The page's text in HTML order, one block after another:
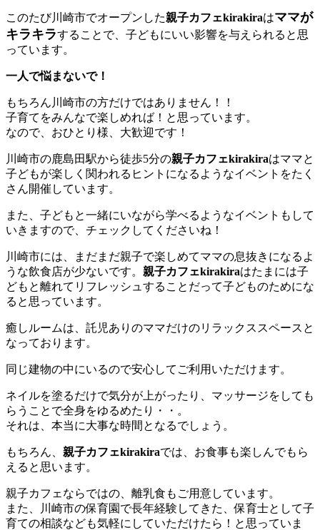
このたび川崎市でオープンした親子カフェkirakiraはママが
キラキラすることで、子どもにいい影響を与えられると思
っています。
一人で悩まないで！
もちろん川崎市の方だけではありません！！
子育てをみんなで楽しめれば！と思っています。
なので、おひとり様、大歓迎です！
川崎市の鹿島田駅から徒歩5分の親子カフェkirakiraはママと
子どもが楽しく関われるヒントになるようなイベントをたく
さん開催しています。
また、子どもと一緒にいながら学べるようなイベントもして
いきますので、チェックしてくださいね！
川崎市には、まだまだ親子で楽しめてママの息抜きになるよ
うな飲食店が少ないです。 親子カフェkirakiraはたまには子
どもと離れてリフレッシュすることだって子どものためにな
ると思っています。
癒しルームは、託児ありのママだけのリラックススペースと
なっております。
同じ建物の中にいるので安心してご利用いただけます。
ネイルを塗るだけで気分が上がったり、マッサージをしても
らうことで全身をゆるめたり・・。
それは、本当に大事な時間となるでしょう。
もちろん、 親子カフェkirakiraでは、お食事も楽しんでもら
えると思います。
親子カフェならではの、離乳食もご用意しています。
また、川崎市の保育園で長年経験してきた、保育士として子
育ての相談なども気軽にしていただけたら！と思っていま